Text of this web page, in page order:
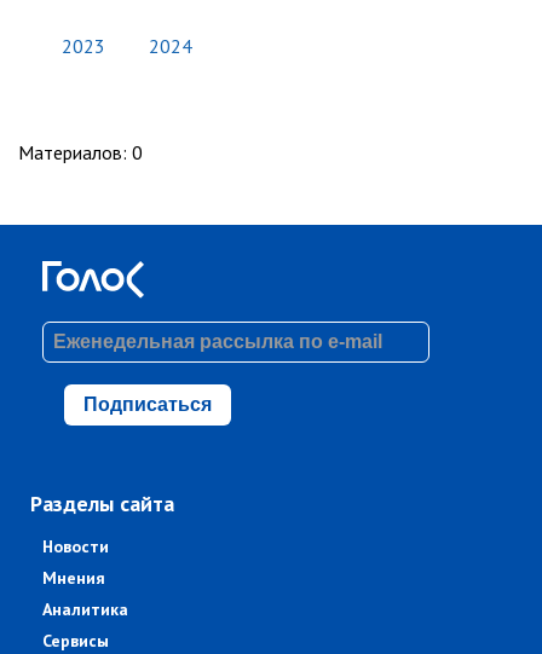
2023 2024
Материалов: 0
Подписаться
Разделы сайта
Новости
Мнения
Аналитика
Сервисы